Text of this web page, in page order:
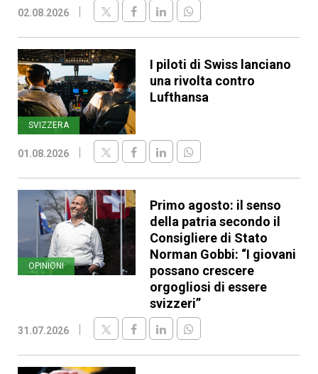
02.08.2026
SVIZZERA
I piloti di Swiss lanciano
una rivolta contro
Lufthansa
01.08.2026
OPINIONI
Primo agosto: il senso
della patria secondo il
Consigliere di Stato
Norman Gobbi: “I giovani
possano crescere
orgogliosi di essere
svizzeri”
31.07.2026